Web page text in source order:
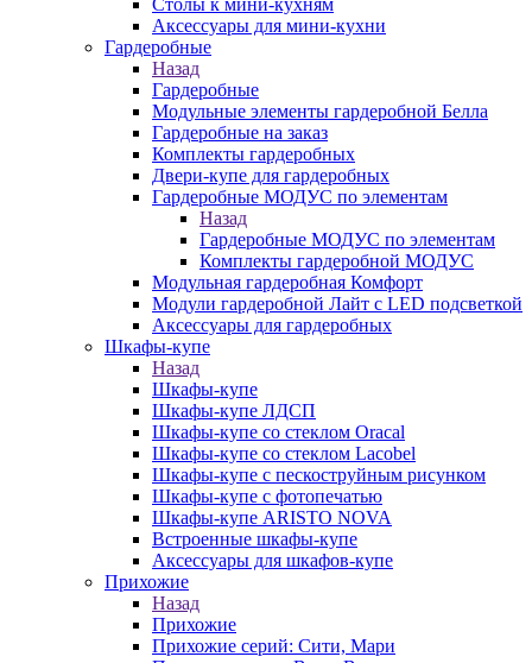
Столы к мини-кухням
Аксессуары для мини-кухни
Гардеробные
Назад
Гардеробные
Модульные элементы гардеробной Белла
Гардеробные на заказ
Комплекты гардеробных
Двери-купе для гардеробных
Гардеробные МОДУС по элементам
Назад
Гардеробные МОДУС по элементам
Комплекты гардеробной МОДУС
Модульная гардеробная Комфорт
Модули гардеробной Лайт с LED подсветкой
Аксессуары для гардеробных
Шкафы-купе
Назад
Шкафы-купе
Шкафы-купе ЛДСП
Шкафы-купе со стеклом Oracal
Шкафы-купе со стеклом Lacobel
Шкафы-купе с пескоструйным рисунком
Шкафы-купе с фотопечатью
Шкафы-купе ARISTO NOVA
Встроенные шкафы-купе
Аксессуары для шкафов-купе
Прихожие
Назад
Прихожие
Прихожие серий: Сити, Мари